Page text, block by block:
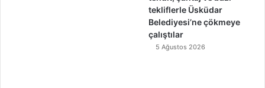
tekliflerle Üsküdar
Belediyesi’ne çökmeye
çalıştılar
5 Ağustos 2026